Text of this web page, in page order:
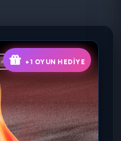
+1 OYUN HEDIYE